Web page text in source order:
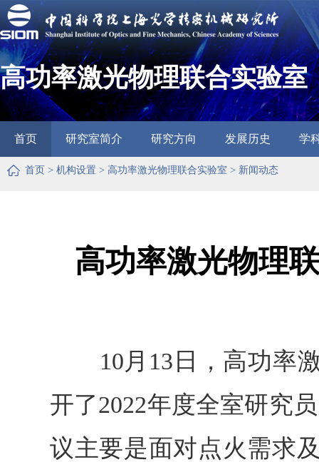
高功率激光物理联合实验室
首页 研究室简介 研究方向 发展历史 学
首页 > 机构设置 > 高功率激光物理联合实验室 > 新闻动态
高功率激光物理
10月13日，高功率激
开了2022年度全室研究
议主要是面对点火需求